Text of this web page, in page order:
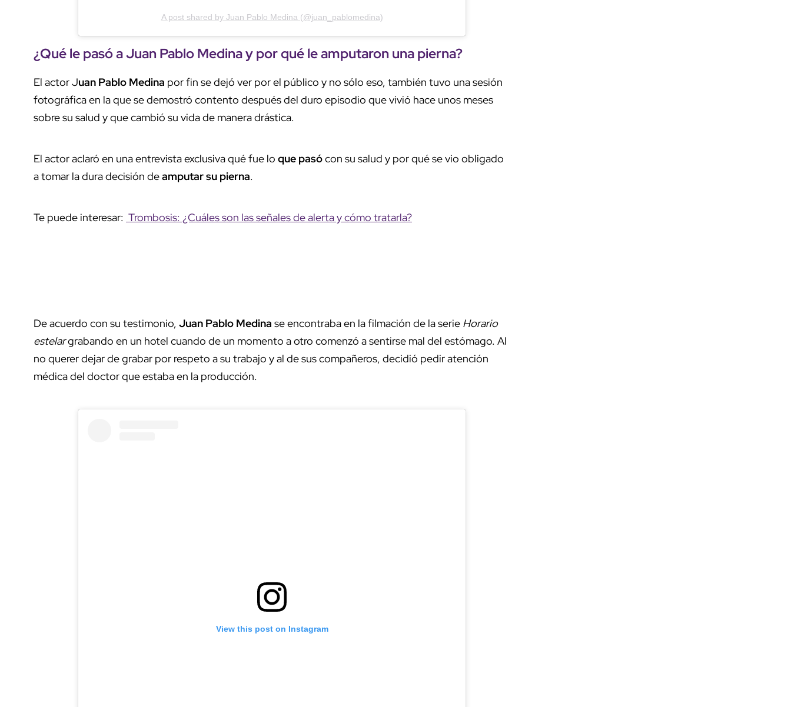
A post shared by Juan Pablo Medina (@juan_pablomedina)
¿Qué le pasó a Juan Pablo Medina y por qué le amputaron una pierna?
El actor Juan Pablo Medina por fin se dejó ver por el público y no sólo eso, también tuvo una sesión
fotográfica en la que se demostró contento después del duro episodio que vivió hace unos meses
sobre su salud y que cambió su vida de manera drástica.
El actor aclaró en una entrevista exclusiva qué fue lo que pasócon su salud y por qué se vio obligado
a tomar la dura decisión deamputar su pierna.
Te puede interesar: Trombosis: ¿Cuáles son las señales de alerta y cómo tratarla?
De acuerdo con su testimonio, Juan Pablo Medina se encontraba en la filmación de la serie Horario
estelargrabando en un hotel cuando de un momento a otro comenzó a sentirse mal del estómago. Al
no querer dejar de grabar por respeto a su trabajo y al de sus compañeros, decidió pedir atención
médica del doctor que estaba en la producción.
View this post on Instagram